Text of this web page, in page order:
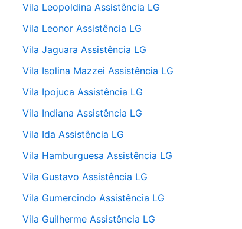
Vila Leopoldina Assistência LG
Vila Leonor Assistência LG
Vila Jaguara Assistência LG
Vila Isolina Mazzei Assistência LG
Vila Ipojuca Assistência LG
Vila Indiana Assistência LG
Vila Ida Assistência LG
Vila Hamburguesa Assistência LG
Vila Gustavo Assistência LG
Vila Gumercindo Assistência LG
Vila Guilherme Assistência LG